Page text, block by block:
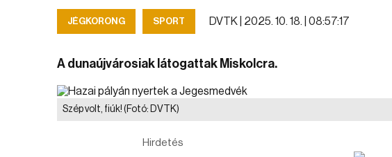
JÉGKORONG SPORT DVTK | 2025. 10. 18. | 08:57:17
A dunaújvárosiak látogattak Miskolcra.
Szép volt, fiúk! (Fotó: DVTK)
Hirdetés